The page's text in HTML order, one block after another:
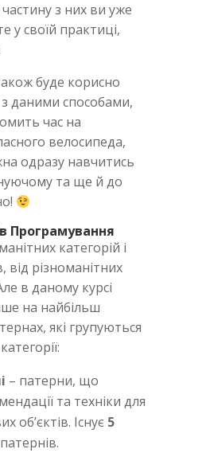
з них ви уже
у своїй практиці,
буде корисно
даними способами,
час на
велосипеда,
одразу навчитись
та ще й до
Програмування
категорій і
від різноманітних
в даному курсі
на найбільш
які групуються
– патерни, що
та техніки для
об’єктів. Існує 5